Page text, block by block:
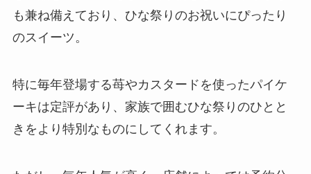
も兼ね備えており、ひな祭りのお祝いにぴったり
のスイーツ。
特に毎年登場する苺やカスタードを使ったパイケ
ーキは定評があり、家族で囲むひな祭りのひとと
きをより特別なものにしてくれます。